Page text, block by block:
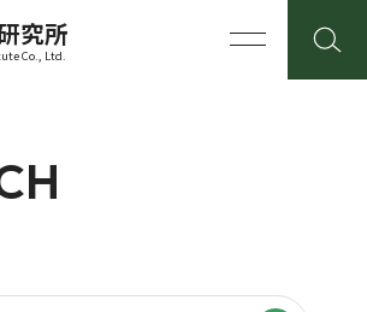
究所
Co., Ltd.